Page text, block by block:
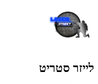
לייזר סטריט